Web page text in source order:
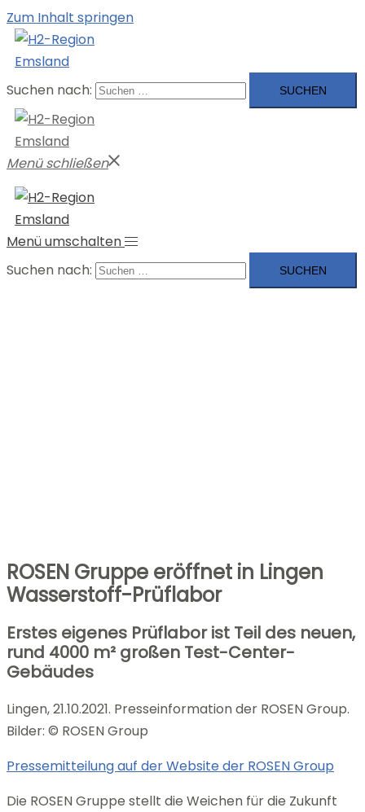
Zum Inhalt springen
Suchen nach:
Menü schließen
Menü umschalten
Suchen nach:
ROSEN Gruppe eröffnet in Lingen
Wasserstoff-Prüflabor
Erstes eigenes Prüflabor ist Teil des neuen,
rund 4000 m² großen Test-Center-
Gebäudes
Lingen, 21.10.2021. Presseinformation der ROSEN Group.
Bilder: © ROSEN Group
Pressemitteilung auf der Website der ROSEN Group
Die ROSEN Gruppe stellt die Weichen für die Zukunft